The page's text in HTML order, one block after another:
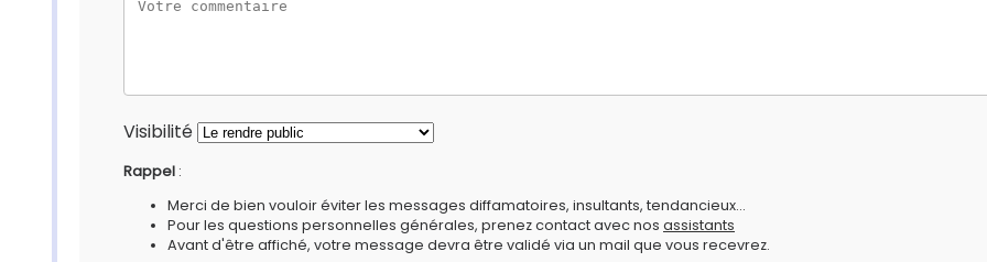
Visibilité
Rappel :
Merci de bien vouloir éviter les messages diffamatoires, insultants, tendancieux...
Pour les questions personnelles générales, prenez contact avec nos assistants
Avant d'être affiché, votre message devra être validé via un mail que vous recevrez.